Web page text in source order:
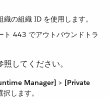
の組織 ID を使用します。
ト 443 でアウトバウンドトラ
照してください。
Manager] ​ > ​ [Private
択します。